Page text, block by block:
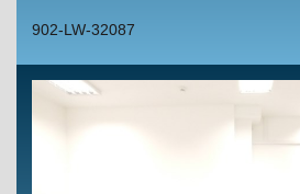
902-LW-32087